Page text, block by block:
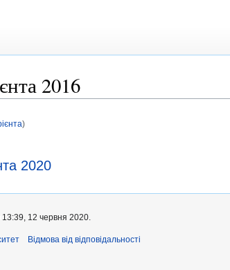
2016
)
2020
13:39, 12 червня 2020.
Відмова від відповідальності